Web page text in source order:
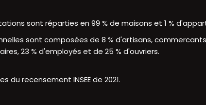
sont réparties en 99 % de maisons et 1 %
sont composées de 8 % d'artisans,
23 % d'employés et de 25 % d'ouvriers.
du recensement INSEE de 2021.